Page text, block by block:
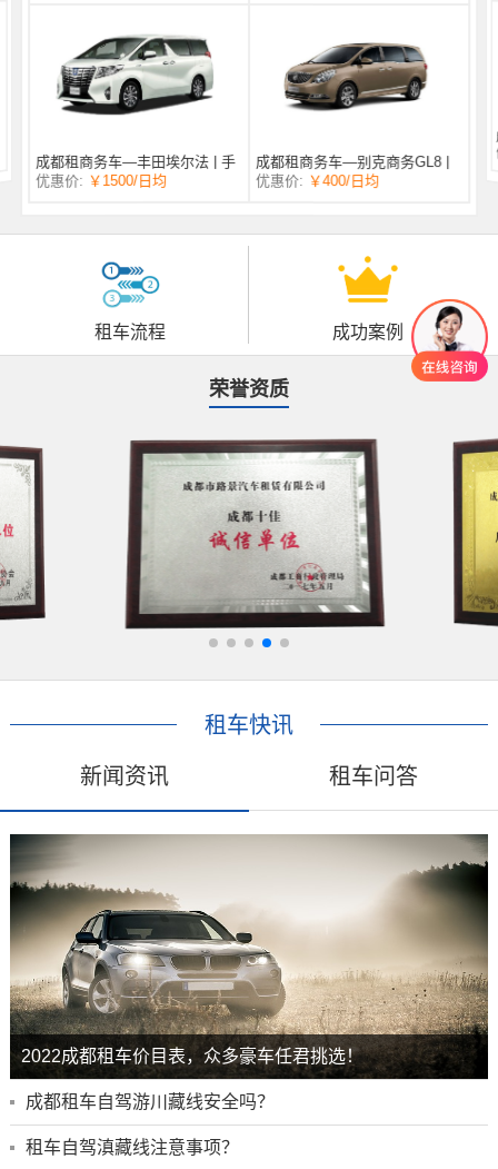
成都租商务车—丰田埃尔法 | 手
自一体 |
优惠价: ￥1500/日均
成都租商务车—别克商务GL8 |
自动挡 | 7座
优惠价: ￥400/日均
租车流程 成功案例
荣誉资质
租车快讯
新闻资讯 租车问答
2022成都租车价目表，众多豪车任君挑选！
成都租车自驾游川藏线安全吗？
租车自驾滇藏线注意事项？